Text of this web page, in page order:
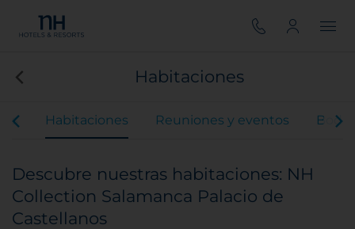
Habitaciones
Habitaciones Reuniones y eventos Bodas
Descubre nuestras habitaciones: NH
Collection Salamanca Palacio de
Castellanos